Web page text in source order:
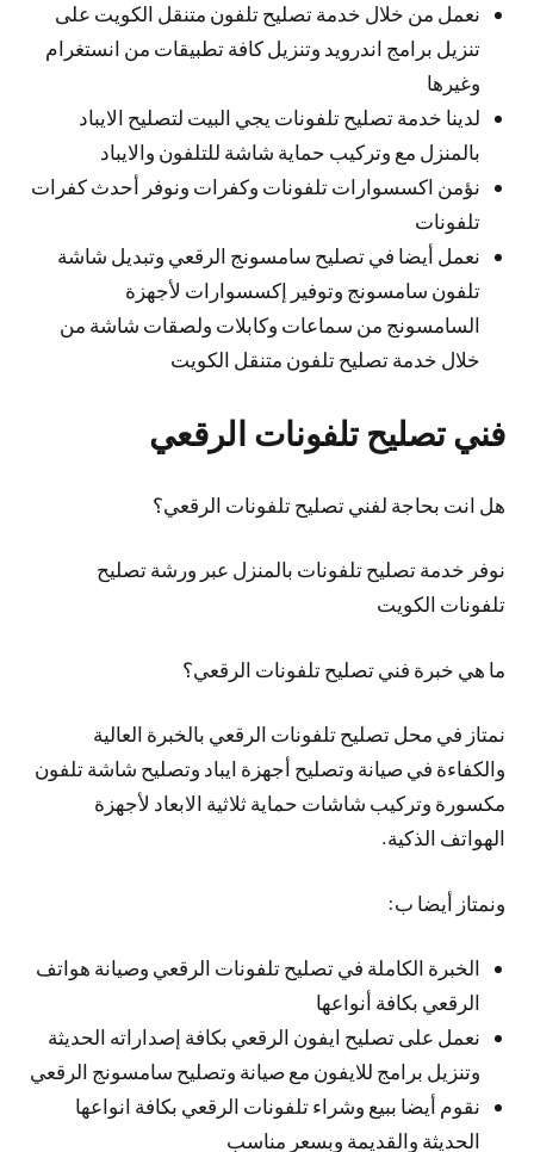
نعمل من خلال خدمة تصليح تلفون متنقل الكويت على
تنزيل برامج اندرويد وتنزيل كافة تطبيقات من انستغرام
وغيرها
لدينا خدمة تصليح تلفونات يجي البيت لتصليح الايباد
بالمنزل مع وتركيب حماية شاشة للتلفون والايباد
نؤمن اكسسوارات تلفونات وكفرات ونوفر أحدث كفرات
تلفونات
نعمل أيضا في تصليح سامسونج الرقعي وتبديل شاشة
تلفون سامسونج وتوفير إكسسوارات لأجهزة
السامسونج من سماعات وكابلات ولصقات شاشة من
خلال خدمة تصليح تلفون متنقل الكويت
فني تصليح تلفونات الرقعي
هل انت بحاجة لفني تصليح تلفونات الرقعي؟
نوفر خدمة تصليح تلفونات بالمنزل عبر ورشة تصليح
تلفونات الكويت
ما هي خبرة فني تصليح تلفونات الرقعي؟
نمتاز في محل تصليح تلفونات الرقعي بالخبرة العالية
والكفاءة في صيانة وتصليح أجهزة ايباد وتصليح شاشة تلفون
مكسورة وتركيب شاشات حماية ثلاثية الابعاد لأجهزة
الهواتف الذكية.
ونمتاز أيضا ب:
الخبرة الكاملة في تصليح تلفونات الرقعي وصيانة هواتف
الرقعي بكافة أنواعها
نعمل على تصليح ايفون الرقعي بكافة إصداراته الحديثة
وتنزيل برامج للايفون مع صيانة وتصليح سامسونج الرقعي
نقوم أيضا ببيع وشراء تلفونات الرقعي بكافة انواعها
الحديثة والقديمة وبسعر مناسب